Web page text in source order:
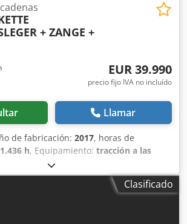
+ ZANGE +
EUR 39.990
precio fijo IVA no incluído
Llamar
de fabricación: 2017, horas de
1.436 h, Equipamiento: tracción a las
una máquina E85 poco común,
una empresa de construcción pequeña,
* BRAZO EXTENDIBLE con
hidráulica para excavación, disponible
con un precio adicional justo. *
Clasificado